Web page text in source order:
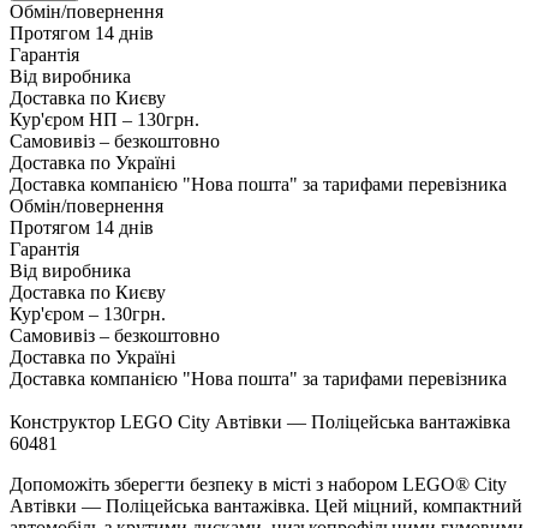
Обмін/повернення
Протягом 14 днів
Гарантія
Від виробника
Доставка по Києву
Кур'єром НП – 130грн.
Самовивіз – безкоштовно
Доставка по Україні
Доставка компанією "Нова пошта" за тарифами перевізника
Обмін/повернення
Протягом 14 днів
Гарантія
Від виробника
Доставка по Києву
Кур'єром – 130грн.
Самовивіз – безкоштовно
Доставка по Україні
Доставка компанією "Нова пошта" за тарифами перевізника
Конструктор LEGO City Автівки — Поліцейська вантажівка
60481
Допоможіть зберегти безпеку в місті з набором LEGO® City
Автівки — Поліцейська вантажівка. Цей міцний, компактний